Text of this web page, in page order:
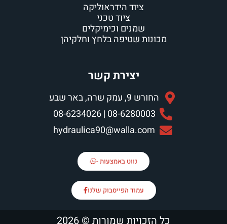
ציוד הידראוליקה
ציוד טכני
שמנים וכימיקלים
מכונות שטיפה בלחץ וחלקיהן
יצירת קשר
החורש 9, עמק שרה, באר שבע
08-6280003 | 08-6234026
hydraulica90@walla.com
נווט באמצעות -
עמוד הפייסבוק שלנו
כל הזכויות שמורות © 2026